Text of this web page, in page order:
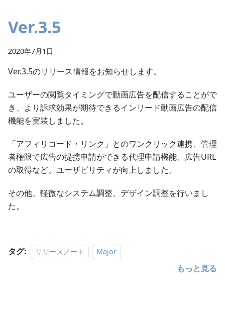
Ver.3.5
2020年7月1日
Ver.3.5のリリース情報をお知らせします。
ユーザーの閲覧タイミングで動画広告を配信することがで
き、より訴求効果が期待できるインリード動画広告の配信
機能を実装しました。
「アフィリコード・リンク」とのワンクリック連携、管理
者権限で広告の提携申請ができる代理申請機能、広告URL
の取得など、ユーザビリティが向上しました。
その他、軽微なシステム調整、デザイン調整を行いまし
た。
タグ: リリースノート Major
もっと見る